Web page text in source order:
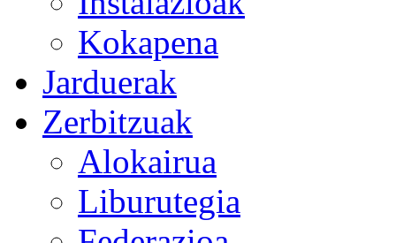
Kokapena
Jarduerak
Zerbitzuak
Alokairua
Liburutegia